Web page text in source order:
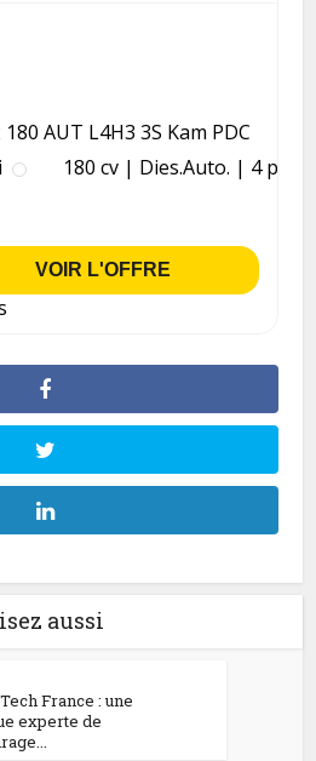
AUT L4H3 3S Kam PDC
180 cv Dies.Auto.
4 p.
VOIR L'OFFRE
aussi
France : une
experte de